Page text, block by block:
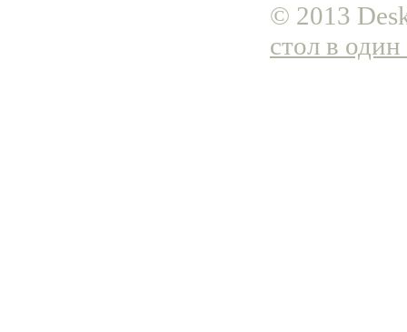
© 2013
стол в